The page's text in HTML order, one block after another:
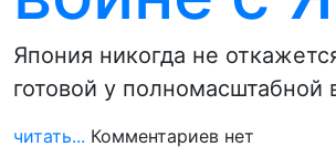
Япония никогда не
готовой у полномасштабной
читать... Комментариев нет